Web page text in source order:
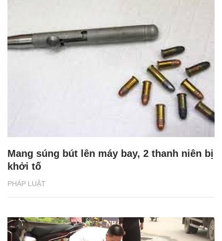
PHÁP LUẬT
Mang súng bút lên máy bay, 2 thanh niên bị
khởi tố